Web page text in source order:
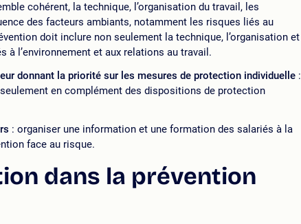
cohérent, la technique, l’organisation du travail, les
des facteurs ambiants, notamment les risques liés au
doit inclure non seulement la technique, l’organisation et
l’environnement et aux relations au travail.
donnant la priorité sur les mesures de protection individuelle :
en complément des dispositions de protection
: organiser une information et une formation des salariés à la
face au risque.
dans la prévention